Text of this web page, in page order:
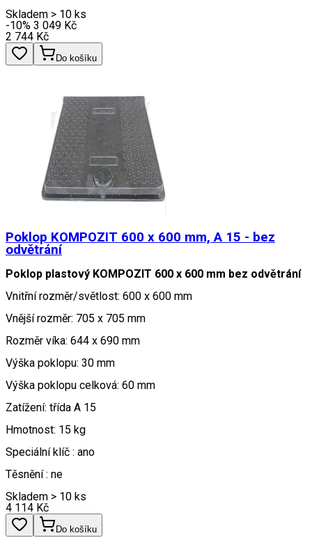
Skladem > 10 ks
-10% 3 049 Kč
2 744 Kč
Do košíku
Poklop KOMPOZIT 600 x 600 mm, A 15 - bez
odvětrání
Poklop plastový KOMPOZIT 600 x 600 mm bez odvětrání
Vnitřní rozměr/světlost: 600 x 600 mm
Vnější rozměr: 705 x 705 mm
Rozměr víka: 644 x 690 mm
Výška poklopu: 30 mm
Výška poklopu celková: 60 mm
Zatížení: třída A 15
Hmotnost: 15 kg
Speciální klíč : ano
Těsnění : ne
Skladem > 10 ks
4 114 Kč
Do košíku